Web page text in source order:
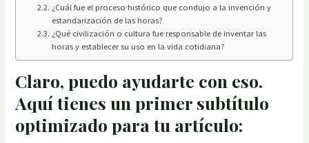
¿Cuál fue el proceso histórico que condujo a la invención y
estandarización de las horas?
¿Qué civilización o cultura fue responsable de inventar las
horas y establecer su uso en la vida cotidiana?
Claro, puedo ayudarte con eso.
Aquí tienes un primer subtítulo
optimizado para tu artículo: